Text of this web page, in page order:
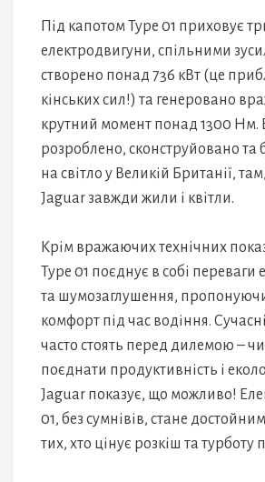
Під капотом Type 01 приховує
електродвигуни, спільними
створено понад 736 кВт (це
кінських сил!) та генеровано
крутний момент понад 1300 Нм.
розроблено, сконструйовано та
на світло у Великій Британії,
Jaguar завжди жили і квітли.
Крім вражаючих технічних
Type 01 поєднує в собі переваги
та шумозаглушення,
комфорт під час водіння.
часто стоять перед дилемою –
поєднати продуктивність і
Jaguar показує, що можливо!
01, без сумнівів, стане
тих, хто цінує розкіш та турботу